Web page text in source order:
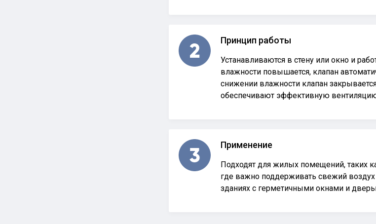
Принцип работы
Устанавливаются в стену или окно и
влажности повышается, клапан
снижении влажности клапан
обеспечивают эффективную
Применение
Подходят для жилых помещений, таких
где важно поддерживать свежий
зданиях с герметичными окнами и